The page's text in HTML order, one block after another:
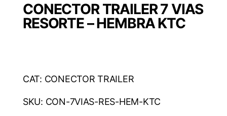
CONECTOR TRAILER 7 VIAS
RESORTE – HEMBRA KTC
CAT: CONECTOR TRAILER
SKU: CON-7VIAS-RES-HEM-KTC